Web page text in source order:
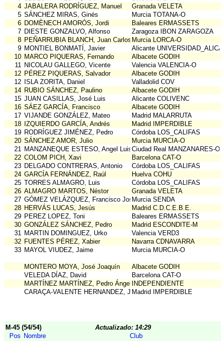
4 JABALERA RODRÍGUEZ, Manuel
Granada VELETA
5 SÁNCHEZ MIRAS, Ginés
Murcia TOTANA-O
6 DOMÈNECH AMORÓS, Jordi
Baleares ERMASSETS
7 DIESTE GONZALVO, Alfonso
Zaragoza IBON ZARAGOZA
8 PEÑARRUBIA BLANCH, Juan Carlos Murcia LORCA-O
9 MONTIEL BONMATÍ, Javier
Alicante
10 MARCO PIQUERAS, Fernando
Albacete GODIH
11 NICOLAU GALLEGO, Vicente
Valencia VALENCIA-O
12 PÉREZ PIQUERAS, Salvador
Albacete GODIH
12
ISLA ZORITA, Daniel
Valladolid COV
14 RUBIO SÁNCHEZ, Paulino
Albacete GODIH
15 JUAN CASILLAS, José Luis
Alicante COLIVENC
16 SÁEZ GARCÍA, Francisco
Albacete GODIH
17 VIJANDE GONZÁLEZ, Mateo
Madrid MALARRUTA
18
IZQUIERDO GARCÍA, Andrés
Madrid IMPERDIBLE
19 RODRÍGUEZ JIMÉNEZ, Pedro
Córdoba LOS_CALIFAS
20 SÁNCHEZ AMOR, Julio
Murcia MURCIA-O
21 MANZANEQUE ESTESO, Angel Luis Ciudad Real MANZANARES-O
22 COLOM PICH, Xavi
Barcelona CAT-O
23 DELGADO CONTRERAS, Antonio
Córdoba LOS_CALIFAS
24 GARCÍA FERNÁNDEZ, Raúl
Huelva COHU
25 TORRES ALMAGRO, Luis
Córdoba LOS_CALIFAS
26 ALMAGRO MARTOS, Néstor
Granada VELETA
27 GÓMEZ VELÁZQUEZ, Francisco JoséMurcia SENDA
28 HERVÁS LUCAS, Jesús
Madrid C.D.C.E.B.E.
29 PEREZ LOPEZ, Toni
Baleares ERMASSETS
30 GONZÁLEZ SÁNCHEZ, Pedro
Madrid ESCONDITE-M
31 MARTIN DOMINGUEZ, Urko
Valencia VERD3
32 FUENTES PÉREZ, Xabier
Navarra CDNAVARRA
33 MAYOL VIUDEZ, Jaime Murcia MURCIA-O
MONTERO MOYA, José Joaquín
Albacete GODIH
VELEDA DÍAZ, David
Barcelona CAT-O
MARTÍNEZ MARTÍNEZ, Pedro Ángel
INDEPENDIENTE
CARAÇA-VALENTE HERNANDEZ, Juan PedroMadrid IMPERDIBLE
M-45 (54/54)
Actualizado: 14:29
Pos Nombre
Club